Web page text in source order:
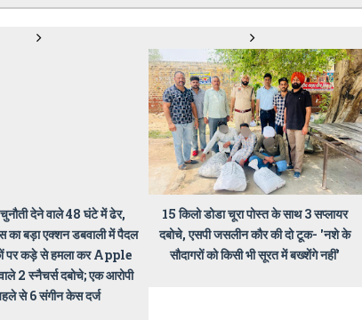
देने वाले 48 घंटे में ढेर,
का बड़ा एक्शन डबवाली में पैदल
पर कड़े से हमला कर Apple
2 स्नैचर्स दबोचे; एक आरोपी
से 6 संगीन केस दर्ज
15 किलो डोडा चूरा पोस्त के साथ 3 सप्लायर
दबोचे, एसपी जसलीन कौर की दो टूक- 'नशे के
सौदागरों को किसी भी सूरत में बख्शेंगे नहीं'